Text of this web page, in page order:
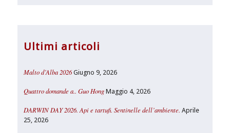
Ultimi articoli
Malto d’Alba 2026 Giugno 9, 2026
Quattro domande a.. Guo Hong Maggio 4, 2026
DARWIN DAY 2026. Api e tartufi. Sentinelle dell’ambiente. Aprile
25, 2026